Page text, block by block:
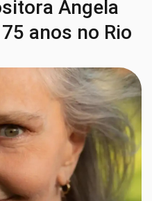
Angela
anos no Rio